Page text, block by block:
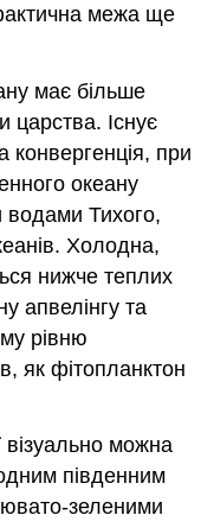
межа ще
має більше
царства. Існує
конвергенція, при
океану
водами Тихого,
Холодна,
нижче теплих
апвелінгу та
рівню
як фітопланктон
візуально можна
південним
зеленими